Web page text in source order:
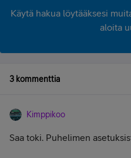
Käytä hakua löytääksesi
aloita
3 kommenttia
Kimppikoo
Saa toki. Puhelimen